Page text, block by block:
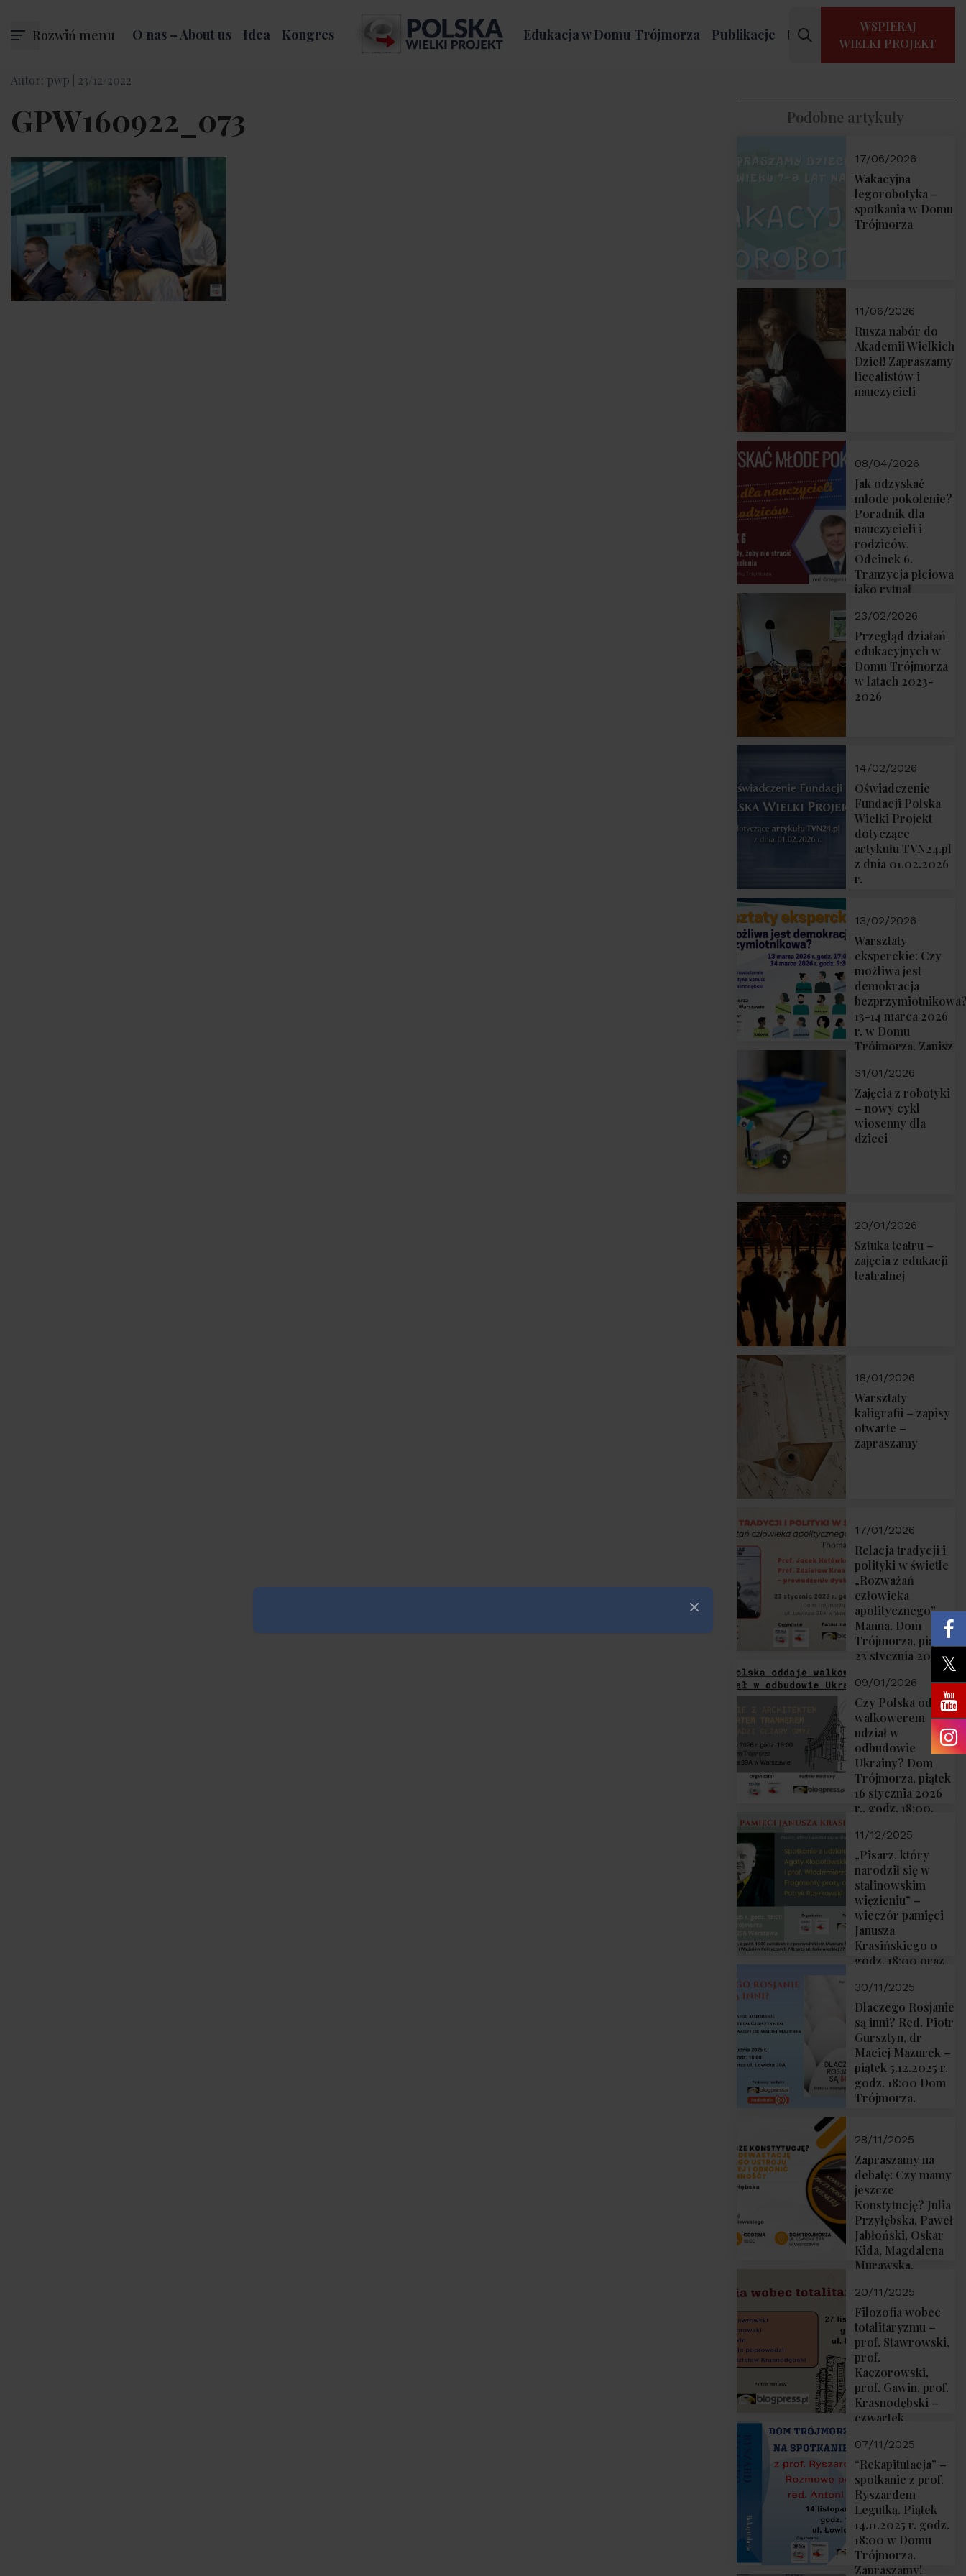
Rozwiń menu O nas – About us Idea Kongres Edukacja w Domu Trójmorza Publikacje Kontakt
WSPIERAJ
WIELKI PROJEKT
Autor: pwp | 23/12/2022
GPW160922_073 Podobne artykuły
17/06/2026
Wakacyjna
legorobotyka –
spotkania w Domu
Trójmorza
11/06/2026
Rusza nabór do
Akademii Wielkich
Dzieł! Zapraszamy
licealistów i
nauczycieli
08/04/2026
Jak odzyskać
młode pokolenie?
Poradnik dla
nauczycieli i
rodziców.
Odcinek 6.
Tranzycja płciowa
jako rytuał
Rozmawiają red.
Grzegorz Górny i
prof. Michał
Łuczewski
23/02/2026
Przegląd działań
edukacyjnych w
Domu Trójmorza
w latach 2023-
2026
14/02/2026
Oświadczenie
Fundacji Polska
Wielki Projekt
dotyczące
artykułu TVN24.pl
z dnia 01.02.2026
r.
13/02/2026
Warsztaty
eksperckie: Czy
możliwa jest
demokracja
13-14 marca 2026
r. w Domu
Trójmorza. Zapisz
31/01/2026
Zajęcia z robotyki
– nowy cykl
wiosenny dla
dzieci
20/01/2026
Sztuka teatru –
zajęcia z edukacji
teatralnej
18/01/2026
Warsztaty
kaligrafii – zapisy
otwarte –
zapraszamy
17/01/2026
Relacja tradycji i
polityki w świetle
„Rozważań
człowieka
apolitycznego”
Manna. Dom
Trójmorza, piątek
23 stycznia 2026
Zapraszamy!
09/01/2026
Czy Polska oddaje
walkowerem
udział w
odbudowie
Ukrainy? Dom
Trójmorza, piątek
16 stycznia 2026
r., godz. 18:00.
11/12/2025
„Pisarz, który
narodził się w
stalinowskim
więzieniu” –
wieczór pamięci
Janusza
Krasińskiego o
godz. 18:00 oraz
Muzeum
Żołnierzy
Wyklętych i
Więźniów
Politycznych PRL
o godz. 16:00 – 19
grudnia 2025 r.
30/11/2025
Dlaczego Rosjanie
są inni? Red. Piotr
Gursztyn, dr
Maciej Mazurek –
piątek 5.12.2025 r.
godz. 18:00 Dom
Trójmorza.
28/11/2025
Zapraszamy na
debatę: Czy mamy
jeszcze
Konstytucję? Julia
Przyłębska, Paweł
Jabłoński, Oskar
Kida, Magdalena
Murawska,
Sobolewski – 4
grudnia 2025 r.
godz. 18:00.
20/11/2025
Filozofia wobec
totalitaryzmu –
prof. Stawrowski,
prof.
Kaczorowski,
prof. Gawin, prof.
Krasnodębski –
czwartek
18:00
07/11/2025
“Rekapitulacja” –
spotkanie z prof.
Ryszardem
Legutką. Piątek
14.11.2025 r. godz.
18:00 w Domu
Trójmorza.
Zapraszamy!
Zamknij